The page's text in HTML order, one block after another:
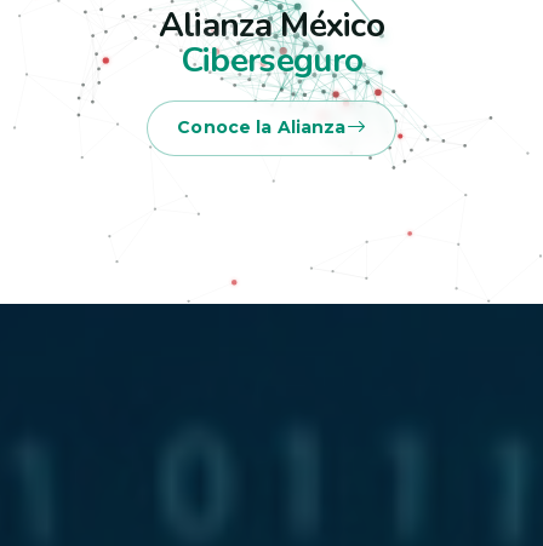
Alianza México
Ciberseguro
Conoce la Alianza